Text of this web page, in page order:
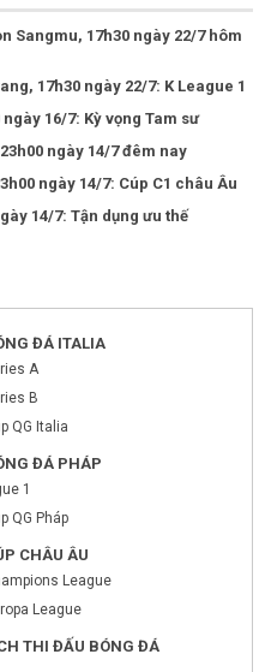
Sangmu, 17h30 ngày 22/7 hôm
17h30 ngày 22/7: K League 1
16/7: Kỳ vọng Tam sư
ngày 14/7 đêm nay
ngày 14/7: Cúp C1 châu Âu
14/7: Tận dụng ưu thế
ĐÁ ITALIA
A
B
QG Italia
ĐÁ PHÁP
1
QG Pháp
CHÂU ÂU
League
League
THI ĐẤU BÓNG ĐÁ